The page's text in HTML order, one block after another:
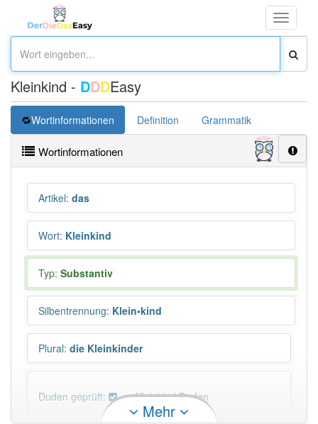
Toggle
Kleinkind - DDDEasy
Wortinformationen Definition Grammatik
Wortinformationen
Artikel: das
Wort: Kleinkind
Typ: Substantiv
Silbentrennung: Klein•kind
Plural: die Kleinkinder
Duden geprüft: Kleinkind Duden
Mehr